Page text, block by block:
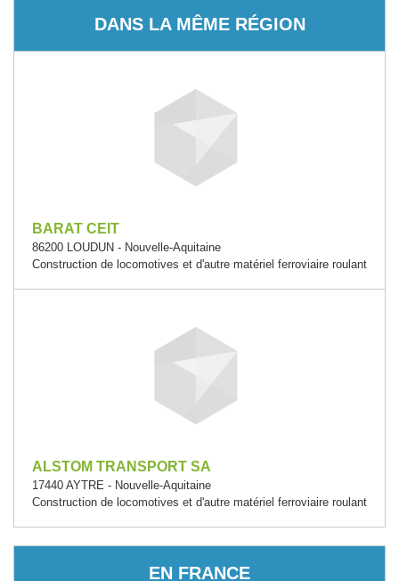
DANS LA MÊME RÉGION
BARAT CEIT
86200 LOUDUN - Nouvelle-Aquitaine
Construction de locomotives et d'autre matériel ferroviaire roulant
ALSTOM TRANSPORT SA
17440 AYTRE - Nouvelle-Aquitaine
Construction de locomotives et d'autre matériel ferroviaire roulant
EN FRANCE